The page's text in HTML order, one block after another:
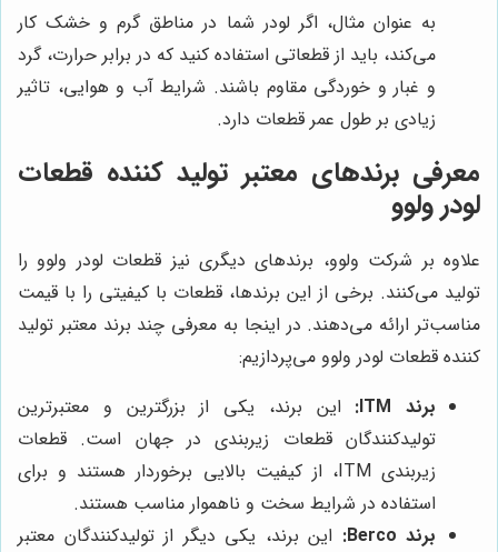
به عنوان مثال، اگر لودر شما در مناطق گرم و خشک کار
می‌کند، باید از قطعاتی استفاده کنید که در برابر حرارت، گرد
و غبار و خوردگی مقاوم باشند. شرایط آب و هوایی، تاثیر
زیادی بر طول عمر قطعات دارد.
معرفی برندهای معتبر تولید کننده قطعات
لودر ولوو
علاوه بر شرکت ولوو، برندهای دیگری نیز قطعات لودر ولوو را
تولید می‌کنند. برخی از این برندها، قطعات با کیفیتی را با قیمت
مناسب‌تر ارائه می‌دهند. در اینجا به معرفی چند برند معتبر تولید
کننده قطعات لودر ولوو می‌پردازیم:
برند ITM:
این برند، یکی از بزرگترین و معتبرترین
تولیدکنندگان قطعات زیربندی در جهان است. قطعات
زیربندی ITM، از کیفیت بالایی برخوردار هستند و برای
استفاده در شرایط سخت و ناهموار مناسب هستند.
برند Berco:
این برند، یکی دیگر از تولیدکنندگان معتبر